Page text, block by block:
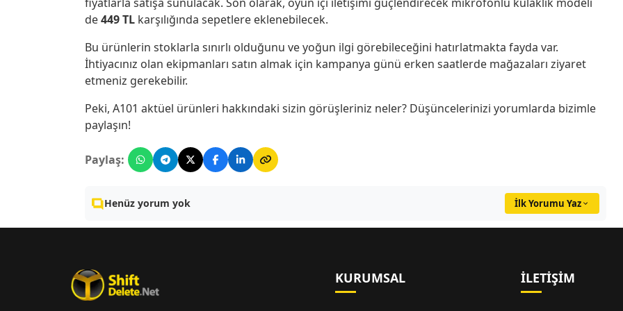
de449 TL karşılığında sepetlere eklenebilecek.
Bu ürünlerin stoklarla sınırlı olduğunu ve yoğun ilgi görebileceğini hatırlatmakta fayda var.
İhtiyacınız olan ekipmanları satın almak için kampanya günü erken saatlerde mağazaları ziyaret
etmeniz gerekebilir.
Peki, A101 aktüel ürünleri hakkındaki sizin görüşleriniz neler? Düşüncelerinizi yorumlarda bizimle
paylaşın!
Paylaş:
Henüz yorum yok İlk Yorumu Yaz
KURUMSAL İLETIŞIM